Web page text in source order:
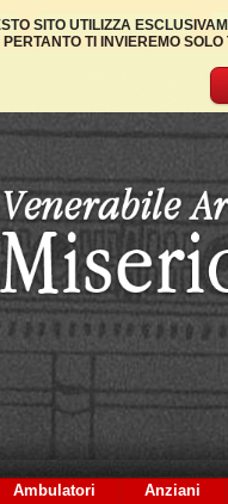
SITO UTILIZZA
TI INVIEREMO
Ambulatori Anziani